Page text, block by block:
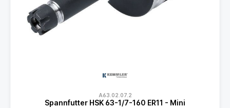
A63.02.07.2
Spannfutter HSK 63-1/7-160 ER11 - Mini